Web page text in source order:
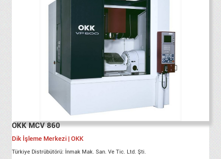
OKK MCV 860
Dik İşleme Merkezi | OKK
Türkiye Distrübütörü: İnmak Mak. San. Ve Tic. Ltd. Şti.